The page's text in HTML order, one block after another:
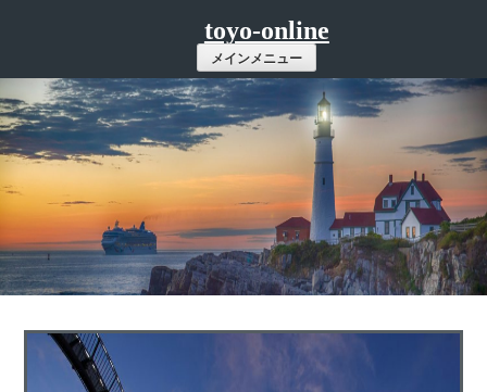
ツ
へ
ス
キ
ッ
プ
toyo-online
メインメニュー